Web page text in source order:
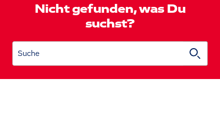
Nicht gefunden, was Du
suchst?
Suche